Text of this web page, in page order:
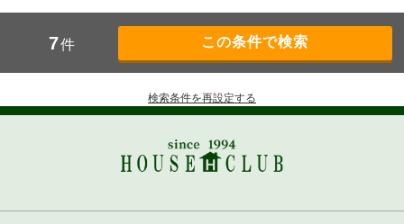
7件
検索条件を再設定する